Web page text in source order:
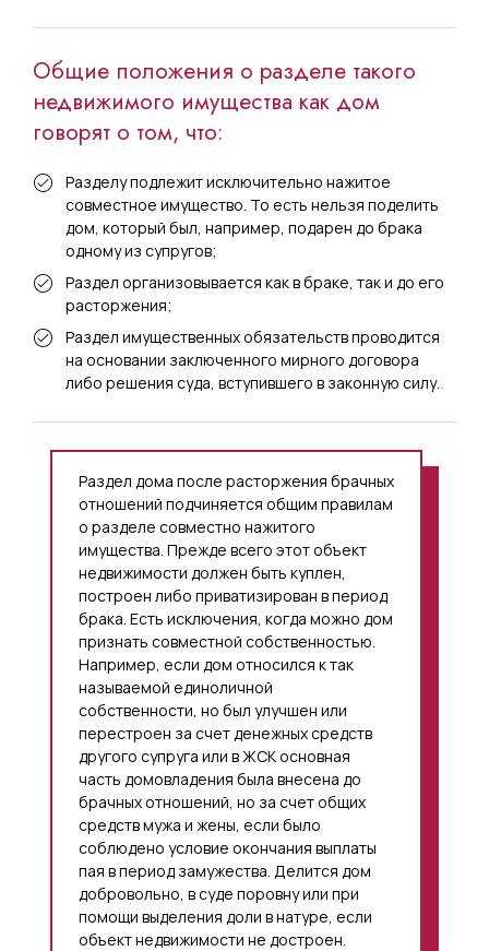
Общие положения о разделе такого
недвижимого имущества как дом
говорят о том, что:
Разделу подлежит исключительно нажитое
совместное имущество. То есть нельзя поделить
дом, который был, например, подарен до брака
одному из супругов;
Раздел организовывается как в браке, так и до его
расторжения;
Раздел имущественных обязательств проводится
на основании заключенного мирного договора
либо решения суда, вступившего в законную силу.
Раздел дома после расторжения брачных
отношений подчиняется общим правилам
о разделе совместно нажитого
имущества. Прежде всего этот объект
недвижимости должен быть куплен,
построен либо приватизирован в период
брака. Есть исключения, когда можно дом
признать совместной собственностью.
Например, если дом относился к так
называемой единоличной
собственности, но был улучшен или
перестроен за счет денежных средств
другого супруга или в ЖСК основная
часть домовладения была внесена до
брачных отношений, но за счет общих
средств мужа и жены, если было
соблюдено условие окончания выплаты
пая в период замужества. Делится дом
добровольно, в суде поровну или при
помощи выделения доли в натуре, если
объект недвижимости не достроен.